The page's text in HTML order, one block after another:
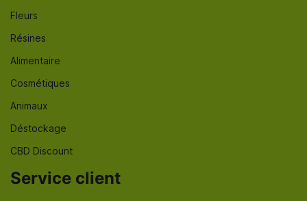
Fleurs
Résines
Alimentaire
Cosmétiques
Animaux
Déstockage
CBD Discount
Service client